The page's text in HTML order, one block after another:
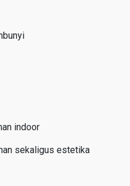
indoor
sekaligus estetika